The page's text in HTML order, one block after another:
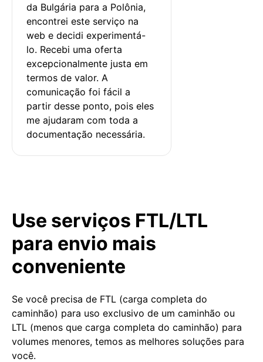
da Bulgária para a Polônia,
encontrei este serviço na
web e decidi experimentá-
lo. Recebi uma oferta
excepcionalmente justa em
termos de valor. A
comunicação foi fácil a
partir desse ponto, pois eles
me ajudaram com toda a
documentação necessária.
Use serviços FTL/LTL
para envio mais
conveniente
Se você precisa de FTL (carga completa do
caminhão) para uso exclusivo de um caminhão ou
LTL (menos que carga completa do caminhão) para
volumes menores, temos as melhores soluções para
você.